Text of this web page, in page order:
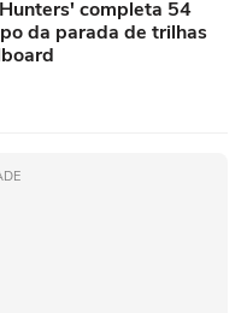
completa 54
da parada de trilhas